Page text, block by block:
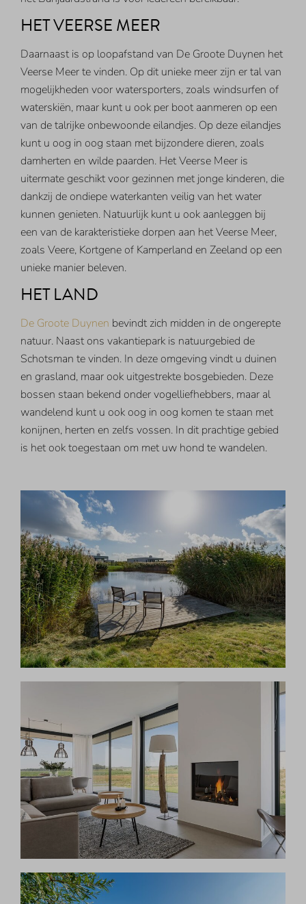
HET VEERSE MEER
Daarnaast is op loopafstand van De Groote Duynen het
Veerse Meer te vinden. Op dit unieke meer zijn er tal van
mogelijkheden voor watersporters, zoals windsurfen of
waterskiën, maar kunt u ook per boot aanmeren op een
van de talrijke onbewoonde eilandjes. Op deze eilandjes
kunt u oog in oog staan met bijzondere dieren, zoals
damherten en wilde paarden. Het Veerse Meer is
uitermate geschikt voor gezinnen met jonge kinderen, die
dankzij de ondiepe waterkanten veilig van het water
kunnen genieten. Natuurlijk kunt u ook aanleggen bij
een van de karakteristieke dorpen aan het Veerse Meer,
zoals Veere, Kortgene of Kamperland en Zeeland op een
unieke manier beleven.
HET LAND
De Groote Duynen bevindt zich midden in de ongerepte
natuur. Naast ons vakantiepark is natuurgebied de
Schotsman te vinden. In deze omgeving vindt u duinen
en grasland, maar ook uitgestrekte bosgebieden. Deze
bossen staan bekend onder vogelliefhebbers, maar al
wandelend kunt u ook oog in oog komen te staan met
konijnen, herten en zelfs vossen. In dit prachtige gebied
is het ook toegestaan om met uw hond te wandelen.